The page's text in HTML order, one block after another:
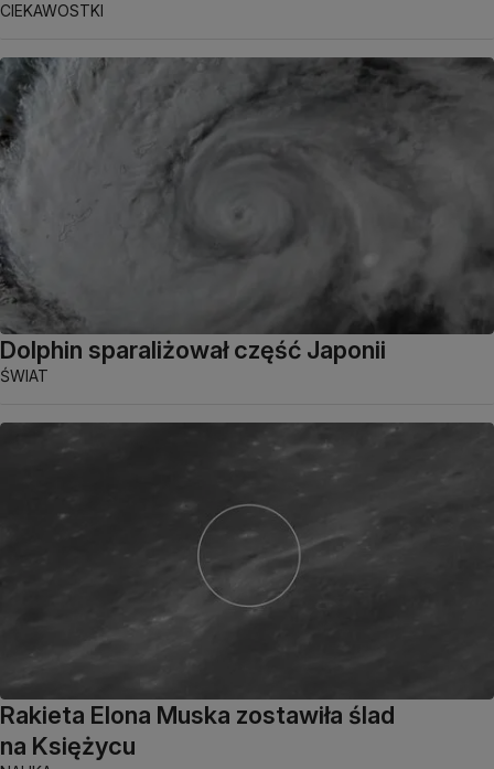
CIEKAWOSTKI
Dolphin sparaliżował część Japonii
ŚWIAT
Rakieta Elona Muska zostawiła ślad
na Księżycu